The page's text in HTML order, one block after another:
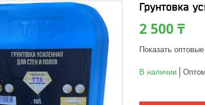
Грунтовка
2 500 ₸
Показать
В наличии